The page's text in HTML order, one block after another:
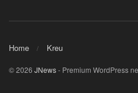
Home Kreu
© 2026 JNews- Premium WordPress